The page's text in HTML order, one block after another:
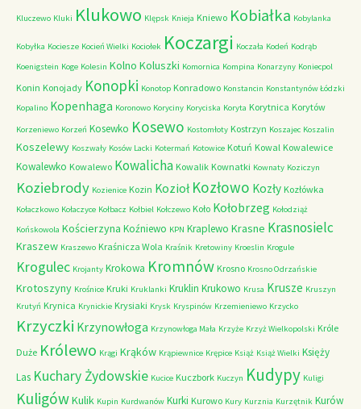
Kluczewo Kluki Klukowo Klępsk Knieja Kniewo Kobiałka Kobylanka
Kobyłka Kociesze Kocień Wielki Kociołek Koczargi Koczała Kodeń Kodrąb
Koenigstein Koge Kolesin Kolno Koluszki Komornica Kompina Konarzyny Koniecpol
Konin Konojady Konopki Konotop Konradowo Konstancin Konstantynów Łódzki
Kopalino Kopenhaga Koronowo Koryciny Koryciska Koryta Korytnica Korytów
Korzeniewo Korzeń Kosewko Kosewo Kostomłoty Kostrzyn Koszajec Koszalin
Koszelewy Koszwały Kosów Lacki Kotermań Kotowice Kotuń Kowal Kowalewice
Kowalewko Kowalewo Kowalicha Kowalik Kownatki Kownaty Koziczyn
Koziebrody Kozienice Kozin Kozioł Kozłowo Kozły Kozłówka
Kołaczkowo Kołaczyce Kołbacz Kołbiel Kołczewo Koło Kołobrzeg Kołodziąż
Końskowola Kościerzyna Koźniewo KPN Kraplewo Krasne Krasnosielc
Kraszew Kraszewo Kraśnicza Wola Kraśnik Kretowiny Kroeslin Krogule
Krogulec Krojanty Krokowa Kromnów Krosno Krosno Odrzańskie
Krotoszyny Krośnice Kruki Kruklanki Kruklin Krukowo Krusa Krusze Kruszyn
Krutyń Krynica Krynickie Krysiaki Krysk Kryspinów Krzemieniewo Krzycko
Krzyczki Krzynowłoga Krzynowłoga Mała Krzyże Krzyż Wielkopolski Króle
Duże Królewo Krągi Krąków Krąpiewnice Krępice Książ Książ Wielki Księży
Las Kuchary Żydowskie Kucice Kuczbork Kuczyn Kudypy Kuligi
KuligówKulik Kupin Kurdwanów Kurki Kurowo Kury Kurznia Kurzętnik Kurów